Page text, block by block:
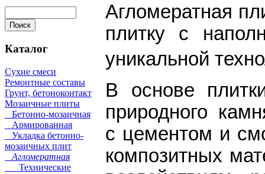
Каталог
Сухие смеси
Ремонтные составы
Грунт, бетоноконтакт
Мозаичные плиты
Бетонно-мозаичная
Армированная
Укладка бетонно-
мозаичных плит
Агломератная
Технические
Агломератная
плитку с
уникальной
В основе
природного
с цементом и
композитных